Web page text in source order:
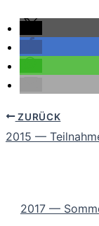
ZURÜCK
2015 —
2017 —